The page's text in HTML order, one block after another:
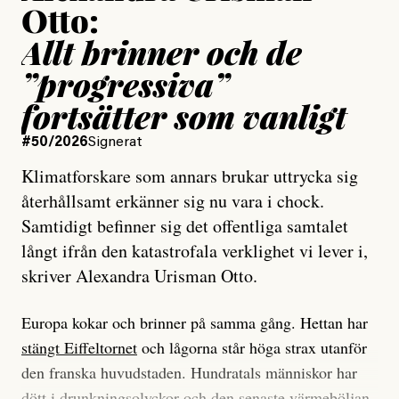
Otto:
Allt brinner och de
”progressiva”
fortsätter som vanligt
#50/2026Signerat
Klimatforskare som annars brukar uttrycka sig
återhållsamt erkänner sig nu vara i chock.
Samtidigt befinner sig det offentliga samtalet
långt ifrån den katastrofala verklighet vi lever i,
skriver Alexandra Urisman Otto.
Europa kokar och brinner på samma gång. Hettan har
stängt Eiffeltornet och lågorna står höga strax utanför
den franska huvudstaden. Hundratals människor har